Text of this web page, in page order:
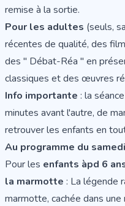
remise à la sortie.
Pour les adultes (seuls,
récentes de qualité, des
des " Débat-Réa " en
classiques et des œuvres
Info importante : la
minutes avant l'autre, de
retrouver les enfants en
Au programme du
Pour les enfants àpd 6
la marmotte : La légende
marmotte, cachée dans une